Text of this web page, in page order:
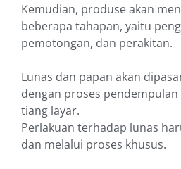
Kemudian, produse akan
beberapa tahapan, yaitu
pemotongan, dan perakitan.
Lunas dan papan akan
dengan proses
tiang layar.
Perlakuan terhadap lunas
dan melalui proses khusus.